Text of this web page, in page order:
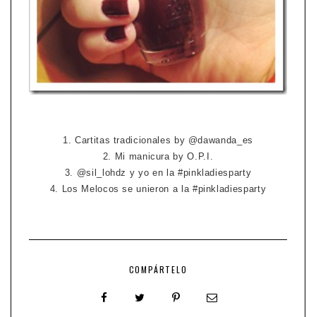
1. Cartitas tradicionales by @dawanda_es
2. Mi manicura by O.P.I.
3. @sil_lohdz y yo en la #pinkladiesparty
4. Los Melocos se unieron a la #pinkladiesparty
COMPÁRTELO